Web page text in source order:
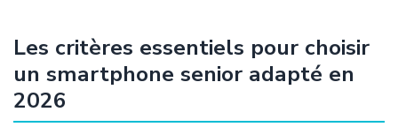
Les critères essentiels pour choisir
un smartphone senior adapté en
2026